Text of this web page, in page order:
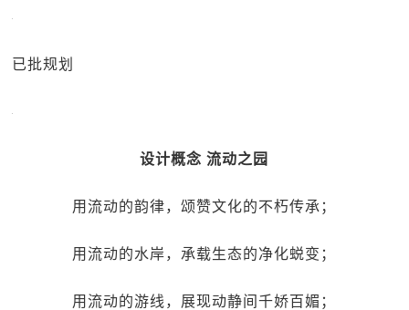
已批规划
设计概念 流动之园
用流动的韵律，颂赞文化的不朽传承；
用流动的水岸，承载生态的净化蜕变；
用流动的游线，展现动静间千娇百媚；